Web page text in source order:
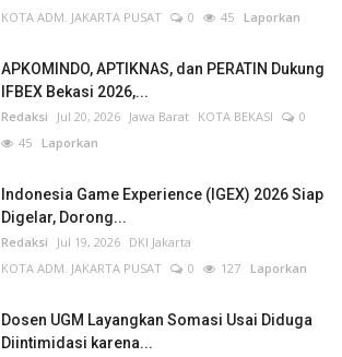
KOTA ADM. JAKARTA PUSAT
0 45 Laporkan
APKOMINDO, APTIKNAS, dan PERATIN Dukung
IFBEX Bekasi 2026,...
Redaksi Jul 20, 2026 Jawa Barat KOTA BEKASI
0
45 Laporkan
Indonesia Game Experience (IGEX) 2026 Siap
Digelar, Dorong...
Redaksi Jul 19, 2026 DKI Jakarta
KOTA ADM. JAKARTA PUSAT
0 127 Laporkan
Dosen UGM Layangkan Somasi Usai Diduga
Diintimidasi karena...